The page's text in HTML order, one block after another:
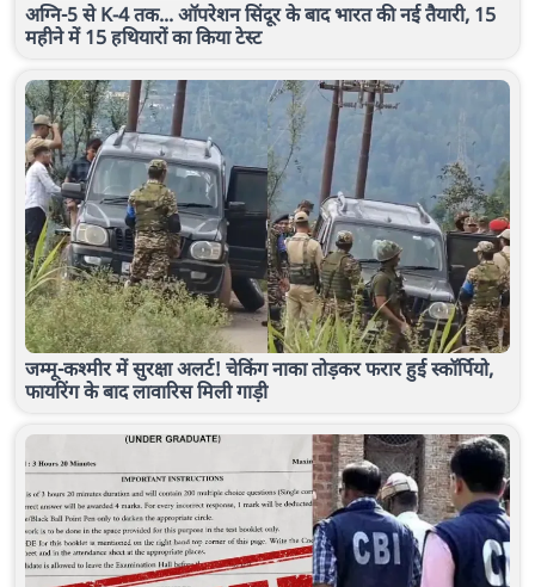
अग्नि-5 से K-4 तक... ऑपरेशन सिंदूर के बाद भारत की नई तैयारी, 15
महीने में 15 हथियारों का किया टेस्ट
जम्मू-कश्मीर में सुरक्षा अलर्ट! चेकिंग नाका तोड़कर फरार हुई स्कॉर्पियो,
फायरिंग के बाद लावारिस मिली गाड़ी